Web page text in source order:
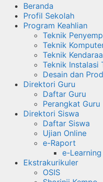
Beranda
Profil Sekolah
Program Keahlian
Teknik
Teknik
Teknik
Teknik Instalasi
Desain dan
Direktori Guru
Daftar Guru
Perangkat Guru
Direktori Siswa
Daftar Siswa
Ujian Online
e-Raport
e-Learning
Ekstrakurikuler
OSIS